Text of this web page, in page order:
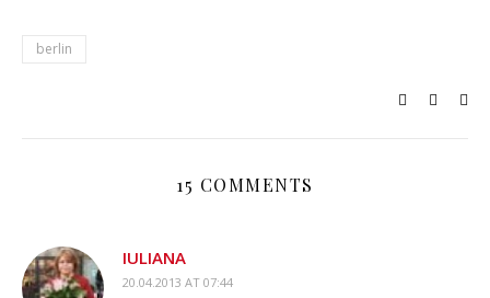
berlin
15 COMMENTS
IULIANA
20.04.2013 AT 07:44